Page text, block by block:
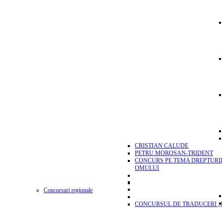
CRISTIAN CALUDE
PETRU MOROSAN-TRIDENT
CONCURS PE TEMA
OMULUI
Concursuri regionale
CONCURSUL DE TRADUCERI